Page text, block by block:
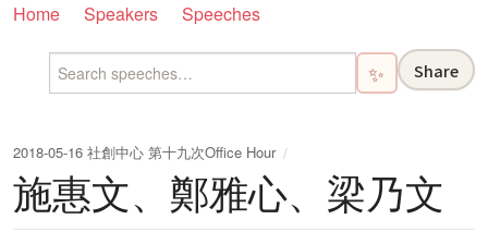
Home Speakers Speeches
✨ Share
2018-05-16 社創中心 第十九次Office Hour
施惠文、鄭雅心、梁乃文